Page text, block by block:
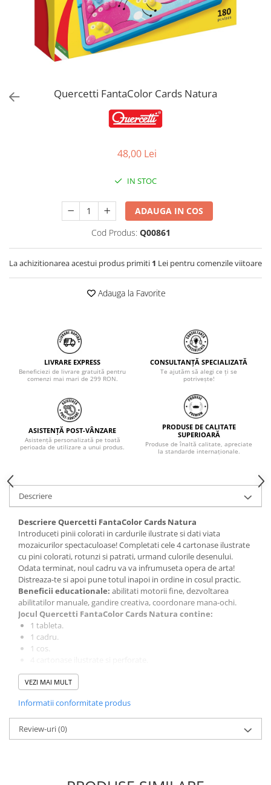
Consultanta Instalare
Jucarii de Sortare
Jucarii de tras
Jucarii din plus
Jucarii muzicale
PAPUSI
Quercetti FantaColor Cards Natura
48,00 Lei
IN STOC
ADAUGA IN COS
Cod Produs: Q00861
La achizitionarea acestui produs primiti 1 Lei pentru comenzile viitoare
Adauga la Favorite
LIVRARE EXPRESS
Beneficiezi de livrare gratuită pentru
comenzi mai mari de 299 RON.
CONSULTANȚĂ SPECIALIZATĂ
Te ajutăm să alegi ce ți se
potrivește!
ASISTENȚĂ POST-VÂNZARE
Asistență personalizată pe toată
perioada de utilizare a unui produs.
PRODUSE DE CALITATE
SUPERIOARĂ
Produse de înaltă calitate, apreciate
la standarde internaționale.
Descriere
Descriere Quercetti FantaColor Cards Natura
Introduceti pinii colorati in cardurile ilustrate si dati viata
mozaicurilor spectaculoase! Completati cele 4 cartonase ilustrate
cu pini colorati, rotunzi si patrati, urmand culorile desenului.
Odata terminat, noul cadru va va infrumuseta opera de arta!
Distreaza-te si apoi pune totul inapoi in ordine in cosul practic.
Beneficii educationale: abilitati motorii fine, dezvoltarea
abilitatilor manuale, gandire creativa, coordonare mana-ochi.
Jocul Quercetti FantaColor Cards Natura contine:
1 tableta.
1 cadru.
1 cos.
180 de pini in 2 forme si 6 culori.
Varsta recomandata:
contine piese mici ce pot fi inghitite.
60 de ani de experienta Quercetti. Toate jucariile Quercetti sunt
facute pentru a stimula creativitatea si intuitia copiilor prin joaca.
Creativitatea este un element esential pentru a spori dezvoltarea
VEZI MAI MULT
Informatii conformitate produs
Review-uri(0)